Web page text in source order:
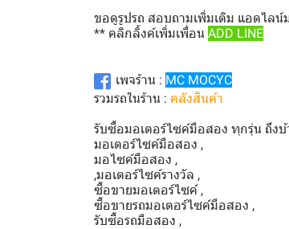
ขอดูรูปรถ สอบถามเพิ่มเติม แอดไลน์
** คลิกลิ้งค์เพิ่มเพื่อน ADD LINE
เพจร้าน : MC MOCYC
รวมรถในร้าน : คลังสินค้า
รับซื้อมอเตอร์ไซค์มือสอง ทุกรุ่น ถึง
มอเตอร์ไซค์มือสอง ,
มอไซค์มือสอง ,
,มอเตอร์ไซค์รางวัล ,
ซื้อขายมอเตอร์ไซค์ ,
ซื้อขายรถมอเตอร์ไซค์มือสอง ,
รับซื้อรถมือสอง ,